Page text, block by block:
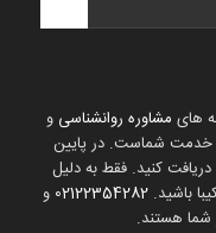
مشاوره روانشناسی و
خدمت شماست. در پایین
کنید. فقط به دلیل
باشید. 02122354282 و
شما هستند.